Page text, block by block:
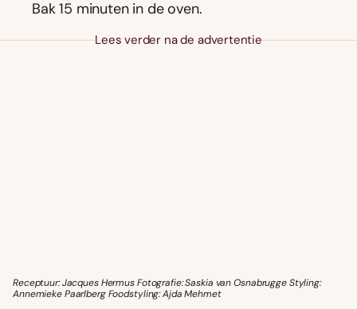
Bak 15 minuten in de oven.
Lees verder na de advertentie
Receptuur: Jacques Hermus Fotografie: Saskia van Osnabrugge Styling:
Annemieke Paarlberg Foodstyling: Ajda Mehmet